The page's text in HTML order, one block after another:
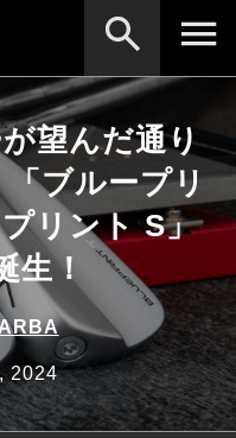
望んだ通り
「ブループリ
リント S」
生！
2024
ク
柄を入
検索